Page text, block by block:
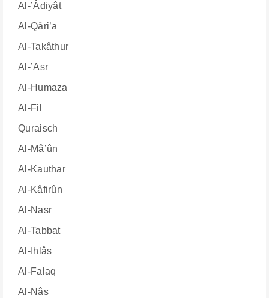
Al-’Âdiyât
Al-Qâri’a
Al-Takâthur
Al-’Asr
Al-Humaza
Al-Fil
Quraisch
Al-Mâ’ûn
Al-Kauthar
Al-Kâfirûn
Al-Nasr
Al-Tabbat
Al-Ihlâs
Al-Falaq
Al-Nâs